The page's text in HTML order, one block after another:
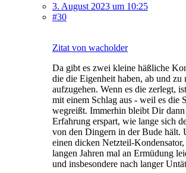
3. August 2023 um 10:25
#30
Zitat von wacholder
Da gibt es zwei kleine häßliche
die die Eigenheit haben, ab und zu
aufzugehen. Wenn es die zerlegt,
mit einem Schlag aus - weil es die
wegreißt. Immerhin bleibt Dir
Erfahrung erspart, wie lange sich
von den Dingern in der Bude hält.
einen dicken Netzteil-Kondensator,
langen Jahren mal an Ermüdung
und insbesondere nach langer